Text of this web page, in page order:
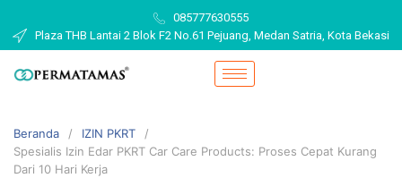
085777630555
Plaza THB Lantai 2 Blok F2 No.61 Pejuang, Medan Satria, Kota Bekasi
Beranda
IZIN PKRT
Spesialis Izin Edar PKRT Car Care Products: Proses Cepat Kurang
Dari 10 Hari Kerja